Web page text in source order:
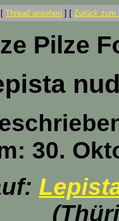
[ Thread ansehen ] [ Zurück zum
Pilze
30.